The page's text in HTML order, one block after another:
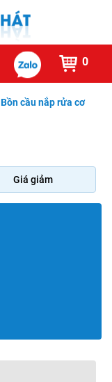
0
Bồn cầu nắp rửa cơ
Giá giảm